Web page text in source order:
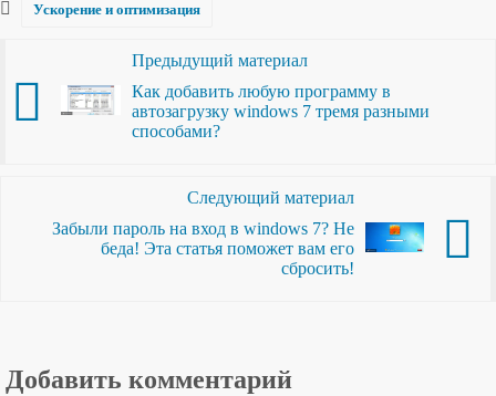
Ускорение и оптимизация
Предыдущий материал
Как добавить любую программу в
автозагрузку windows 7 тремя разными
способами?
Следующий материал
Забыли пароль на вход в windows 7? Не
беда! Эта статья поможет вам его
сбросить!
Добавить комментарий